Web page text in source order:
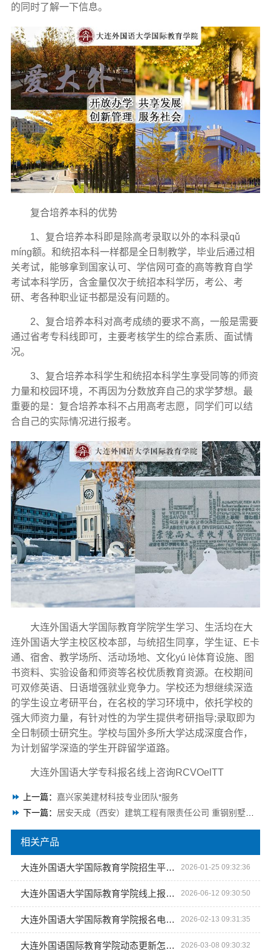
的同时了解一下信息。
复合培养本科的优势
1、复合培养本科即是除高考录取以外的本科录qǔ
míng额。和统招本科一样都是全日制教学，毕业后通过相
关考试，能够拿到国家认可、学信网可查的高等教育自学
考试本科学历，含金量仅次于统招本科学历，考公、考
研、考各种职业证书都是没有问题的。
2、复合培养本科对高考成绩的要求不高，一般是需要
通过省考专科线即可，主要考核学生的综合素质、面试情
况。
3、复合培养本科学生和统招本科学生享受同等的师资
力量和校园环境，不再因为分数放弃自己的求学梦想。最
重要的是：复合培养本科不占用高考志愿，同学们可以结
合自己的实际情况进行报考。
大连外国语大学国际教育学院学生学习、生活均在大
连外国语大学主校区校本部，与统招生同享，学生证、E卡
通、宿舍、教学场所、活动场地、文化yú lè体育设施、图
书资料、实验设备和师资等名校优质教育资源。在校期间
可双修英语、日语增强就业竞争力。学校还为想继续深造
的学生设立考研平台，在名校的学习环境中，依托学校的
强大师资力量，有针对性的为学生提供考研指导;录取即为
全日制硕士研究生。学校与国外多所大学达成深度合作，
为计划留学深造的学生开辟留学道路。
大连外国语大学专科报名线上咨询RCVOelTT
上一篇： 嘉兴家美建材科技专业团队*服务
下一篇： 居安天成（西安）建筑工程有限责任公司 重钢别墅品质保障
相关产品
大连外国语大学国际教育学院招生平台今日讯息 2026-01-25 09:32:36
大连外国语大学国际教育学院线上报名招生 2026-06-12 09:30:50
大连外国语大学国际教育学院报名电话招生咨询 2026-02-13 09:31:35
大连外国语国际教育学院动态更新怎么样 2026-03-08 09:30:32